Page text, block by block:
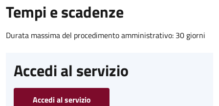
Tempi e scadenze
Durata massima del procedimento amministrativo: 30 giorni
Accedi al servizio
Accedi al servizio